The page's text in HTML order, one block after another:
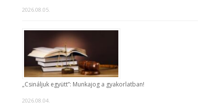
2026.08.05.
„Csináljuk együtt”: Munkajog a gyakorlatban!
2026.08.04.